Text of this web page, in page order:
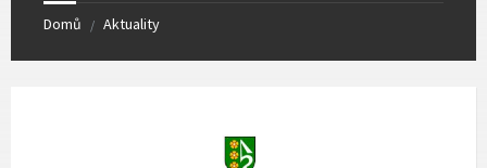
Domů / Aktuality